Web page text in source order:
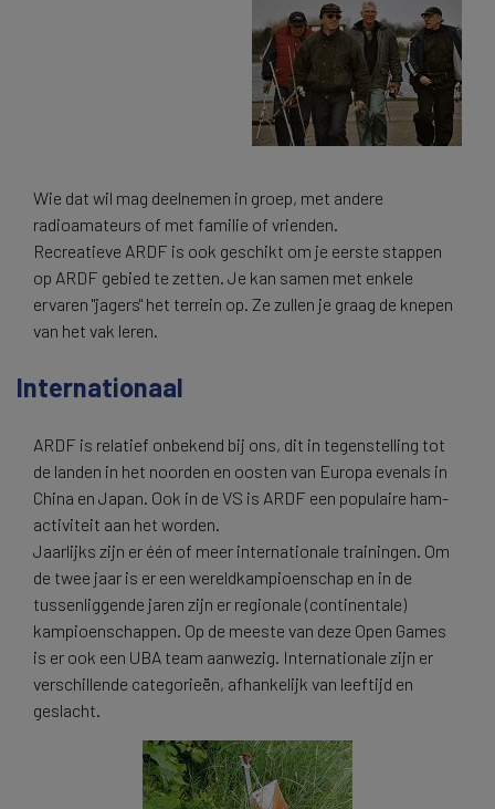
Wie dat wil mag deelnemen in groep, met andere
radioamateurs of met familie of vrienden.
Recreatieve ARDF is ook geschikt om je eerste stappen
op ARDF gebied te zetten. Je kan samen met enkele
ervaren "jagers" het terrein op. Ze zullen je graag de knepen
van het vak leren.
Internationaal
ARDF is relatief onbekend bij ons, dit in tegenstelling tot
de landen in het noorden en oosten van Europa evenals in
China en Japan. Ook in de VS is ARDF een populaire ham-
activiteit aan het worden.
Jaarlijks zijn er één of meer internationale trainingen. Om
de twee jaar is er een wereldkampioenschap en in de
tussenliggende jaren zijn er regionale (continentale)
kampioenschappen. Op de meeste van deze Open Games
is er ook een UBA team aanwezig. Internationale zijn er
verschillende categorieën, afhankelijk van leeftijd en
geslacht.